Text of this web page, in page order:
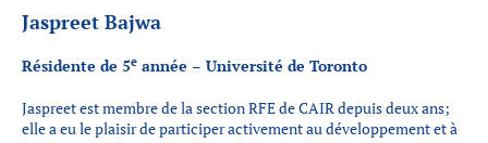
Jaspreet Bajwa
Résidente de 5e année – Université de Toronto
Jaspreet est membre de la section RFE de CAIR depuis deux ans;
elle a eu le plaisir de participer activement au développement et à